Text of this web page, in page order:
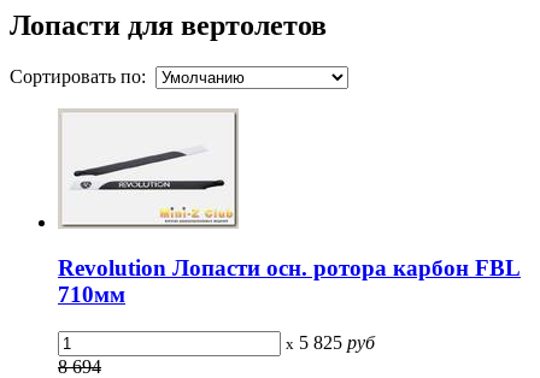
Лопасти для вертолетов
Сортировать по:
Revolution Лопасти осн. ротора карбон FBL
710мм
x 5 825 руб
8 694